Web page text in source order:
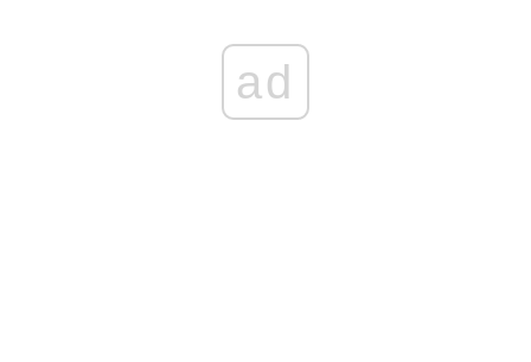
ad